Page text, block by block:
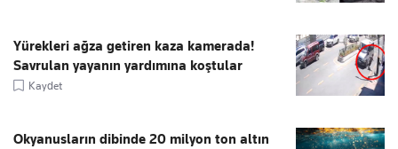
Yürekleri ağza getiren kaza kamerada!
Savrulan yayanın yardımına koştular
Kaydet
Okyanusların dibinde 20 milyon ton altın